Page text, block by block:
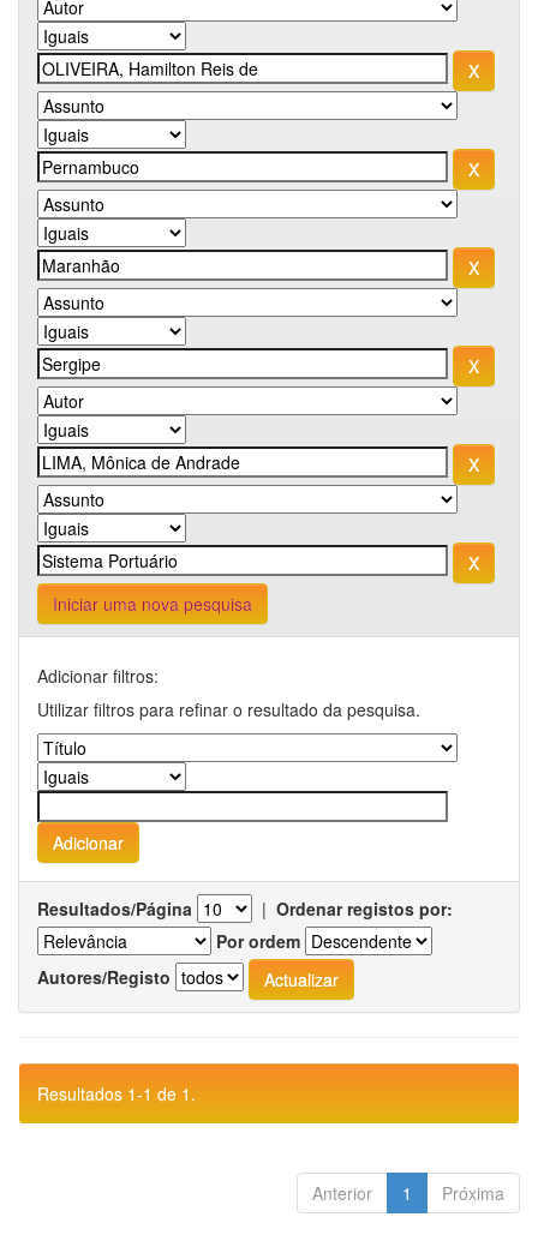
Iniciar uma nova pesquisa
Adicionar filtros:
Utilizar filtros para refinar o resultado da pesquisa.
Resultados/Página | Ordenar registos por:
Por ordem
Autores/Registo
Resultados 1-1 de 1.
Anterior 1 Próxima